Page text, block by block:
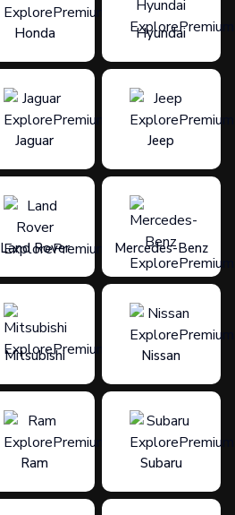
Honda Hyundai
Jaguar Jeep
Land Rover Mercedes-Benz
Mitsubishi Nissan
Ram Subaru